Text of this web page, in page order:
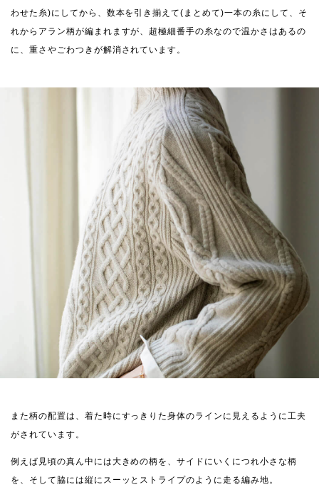
わせた糸)にしてから、数本を引き揃えて(まとめて)一本の糸にして、そ
れからアラン柄が編まれますが、超極細番手の糸なので温かさはあるの
に、重さやごわつきが解消されています。
また柄の配置は、着た時にすっきりた身体のラインに見えるように工夫
がされています。
例えば見頃の真ん中には大きめの柄を、サイドにいくにつれ小さな柄
を、そして脇には縦にスーッとストライプのように走る編み地。